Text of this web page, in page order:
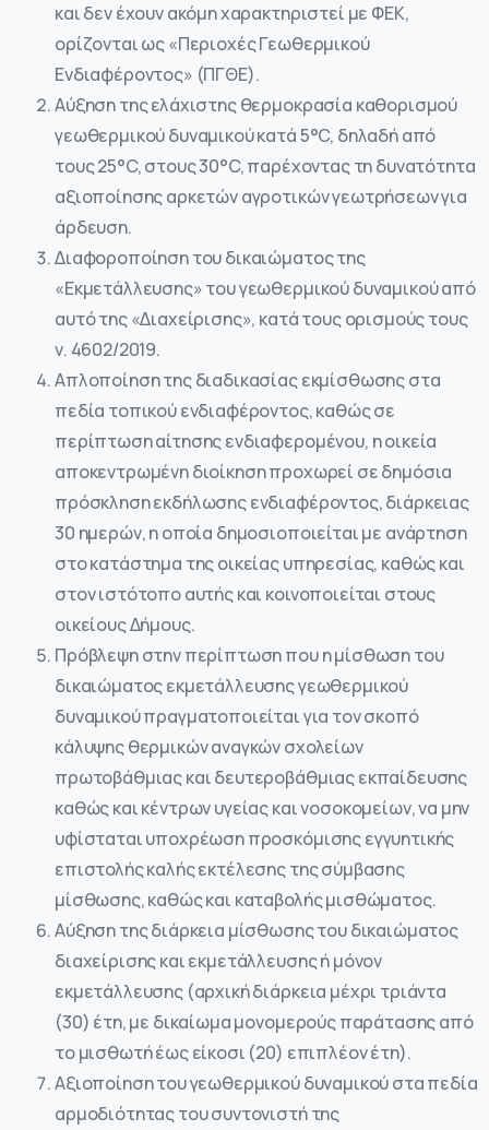
και δεν έχουν ακόμη χαρακτηριστεί με ΦΕΚ,
ορίζονται ως «Περιοχές Γεωθερμικού
Ενδιαφέροντος» (ΠΓΘΕ).
Αύξηση της ελάχιστης θερμοκρασία καθορισμού
γεωθερμικού δυναμικού κατά 5°C, δηλαδή από
τους 25°C, στους 30°C, παρέχοντας τη δυνατότητα
αξιοποίησης αρκετών αγροτικών γεωτρήσεων για
άρδευση.
Διαφοροποίηση του δικαιώματος της
«Εκμετάλλευσης» του γεωθερμικού δυναμικού από
αυτό της «Διαχείρισης», κατά τους ορισμούς τους
ν. 4602/2019.
Απλοποίηση της διαδικασίας εκμίσθωσης στα
πεδία τοπικού ενδιαφέροντος, καθώς σε
περίπτωση αίτησης ενδιαφερομένου, η οικεία
αποκεντρωμένη διοίκηση προχωρεί σε δημόσια
πρόσκληση εκδήλωσης ενδιαφέροντος, διάρκειας
30 ημερών, η οποία δημοσιοποιείται με ανάρτηση
στο κατάστημα της οικείας υπηρεσίας, καθώς και
στον ιστότοπο αυτής και κοινοποιείται στους
οικείους Δήμους.
Πρόβλεψη στην περίπτωση που η μίσθωση του
δικαιώματος εκμετάλλευσης γεωθερμικού
δυναμικού πραγματοποιείται για τον σκοπό
κάλυψης θερμικών αναγκών σχολείων
πρωτοβάθμιας και δευτεροβάθμιας εκπαίδευσης
καθώς και κέντρων υγείας και νοσοκομείων, να μην
υφίσταται υποχρέωση προσκόμισης εγγυητικής
επιστολής καλής εκτέλεσης της σύμβασης
μίσθωσης, καθώς και καταβολής μισθώματος.
Αύξηση της διάρκεια μίσθωσης του δικαιώματος
διαχείρισης και εκμετάλλευσης ή μόνον
εκμετάλλευσης (αρχική διάρκεια μέχρι τριάντα
(30) έτη, µε δικαίωμα μονομερούς παράτασης από
το μισθωτή έως είκοσι (20) επιπλέον έτη).
Αξιοποίηση του γεωθερμικού δυναμικού στα πεδία
αρμοδιότητας του συντονιστή της